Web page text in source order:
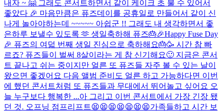
내자 ~ 🤗 그래도 콘서트하면서 같이 케이크 초 불 수 있어서
좋았다 🎉 마음만큼은 퓨즈데이를 공휴일로 만들어서 같이 신
나게 놀아야하는데 ~~~~~ 아쉽군 !! 그래도 내 생각하면서 좋
은하루 보낼수 있도록 🫶 생일축하해 퓨즈🎂🎉Happy Fuse Day
🎉 퓨즈의 여덟 번째 생일 진심으로 축하해요🎂🥳 시간 참 빠
르죠? 퓨즈들이 벌써 8살이라는 게 참 신기해요🙂 지금은 콘서
트 끝나고 쉬는 중이지만 얼른 또 퓨즈들 자주 볼 수 있는 날이
왔으면 좋겠어요 다음 앨범 준비도 얼른 하고 가능하다면 이번
에 했던 콘서트처럼 또 퓨즈들과 무대에서 뛰어놀고 싶어요 오
늘 누구보다 행복한 ...아 그리고 이번 콘서트에서 가장 긴장 됐
던 것. 오프닝 점프리프트😫😫😫😫😫😫😫가족들하고 시간 보